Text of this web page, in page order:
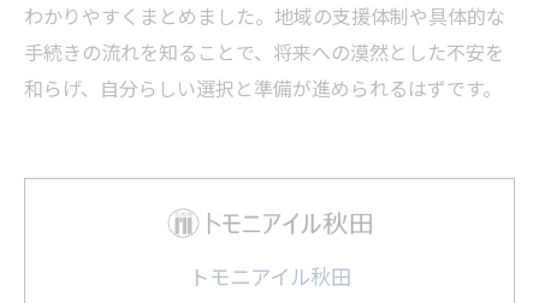
わかりやすくまとめました。地域の支援体制や具体的な
手続きの流れを知ることで、将来への漠然とした不安を
和らげ、自分らしい選択と準備が進められるはずです。
トモニアイル秋田